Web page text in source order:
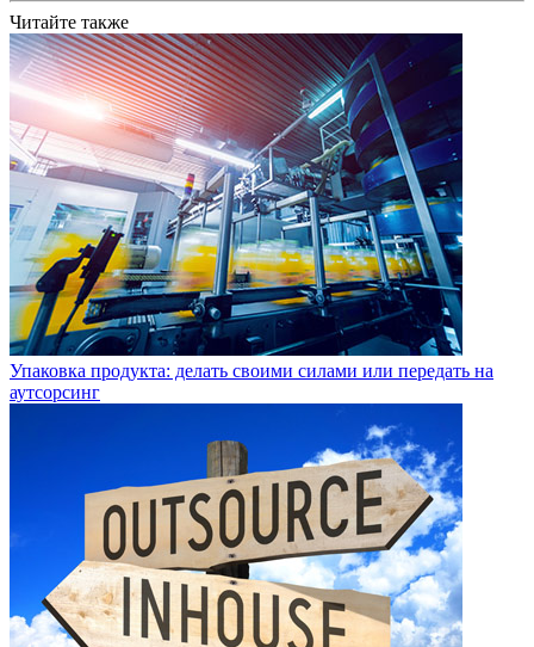
Читайте также
Упаковка продукта: делать своими силами или передать на
аутсорсинг